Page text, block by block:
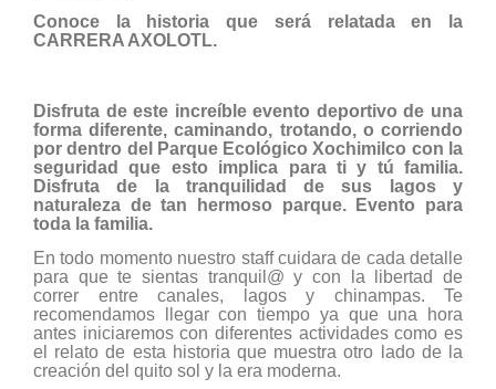
Conoce la historia que será relatada en la
CARRERA AXOLOTL.
Disfruta de este increíble evento deportivo de una
forma diferente, caminando, trotando, o corriendo
por dentro del Parque Ecológico Xochimilco con la
seguridad que esto implica para ti y tú familia.
Disfruta de la tranquilidad de sus lagos y
naturaleza de tan hermoso parque. Evento para
toda la familia.
En todo momento nuestro staff cuidara de cada detalle
para que te sientas tranquil@ y con la libertad de
correr entre canales, lagos y chinampas. Te
recomendamos llegar con tiempo ya que una hora
antes iniciaremos con diferentes actividades como es
el relato de esta historia que muestra otro lado de la
creación del quito sol y la era moderna.